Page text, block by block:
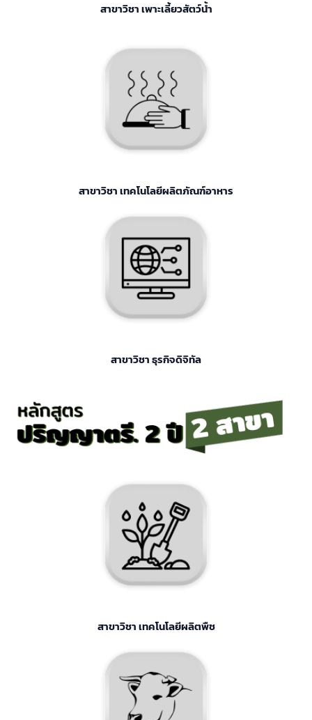
สาขาวิชา เพาะเลี้ยวสัตว์น้ำ
สาขาวิชา เทคโนโลยีผลิตภัณฑ์อาหาร
สาขาวิชา ธุรกิจดิจิทัล
สาขาวิชา เทคโนโลยีผลิตพืช